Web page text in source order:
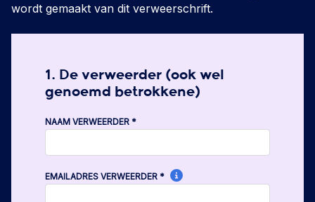
wordt gemaakt van dit verweerschrift.
1. De verweerder (ook wel
genoemd betrokkene)
NAAM VERWEERDER *
EMAILADRES VERWEERDER *